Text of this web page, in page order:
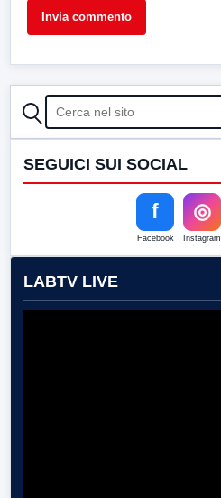
CERCA
SEGUICI SUI SOCIAL
f
Facebook
◎
Instagram
LABTV LIVE